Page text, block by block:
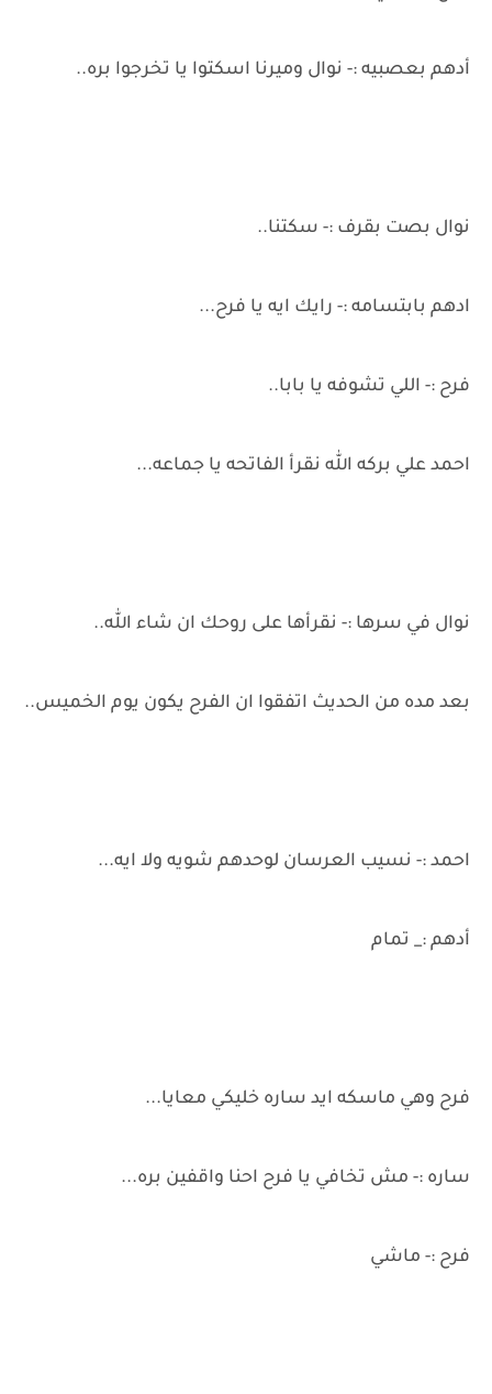
أدهم بعصبيه :- نوال وميرنا اسكتوا يا تخرجوا بره..
نوال بصت بقرف :- سكتنا..
ادهم بابتسامه :- رايك ايه يا فرح...
فرح :- اللي تشوفه يا بابا..
احمد علي بركه الله نقرأ الفاتحه يا جماعه...
نوال في سرها :- نقرأها على روحك ان شاء الله..
بعد مده من الحديث اتفقوا ان الفرح يكون يوم الخميس..
احمد :- نسيب العرسان لوحدهم شويه ولا ايه...
أدهم :_ تمام
فرح وهي ماسكه ايد ساره خليكي معايا...
ساره :- مش تخافي يا فرح احنا واقفين بره...
فرح :- ماشي